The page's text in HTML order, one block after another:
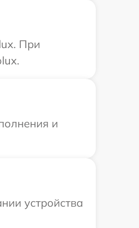
При
и
устройства